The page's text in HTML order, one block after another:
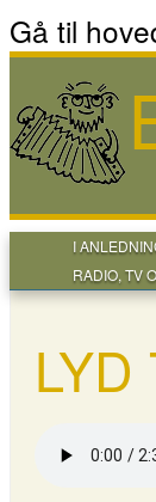
Gå til
I
RADIO, TV